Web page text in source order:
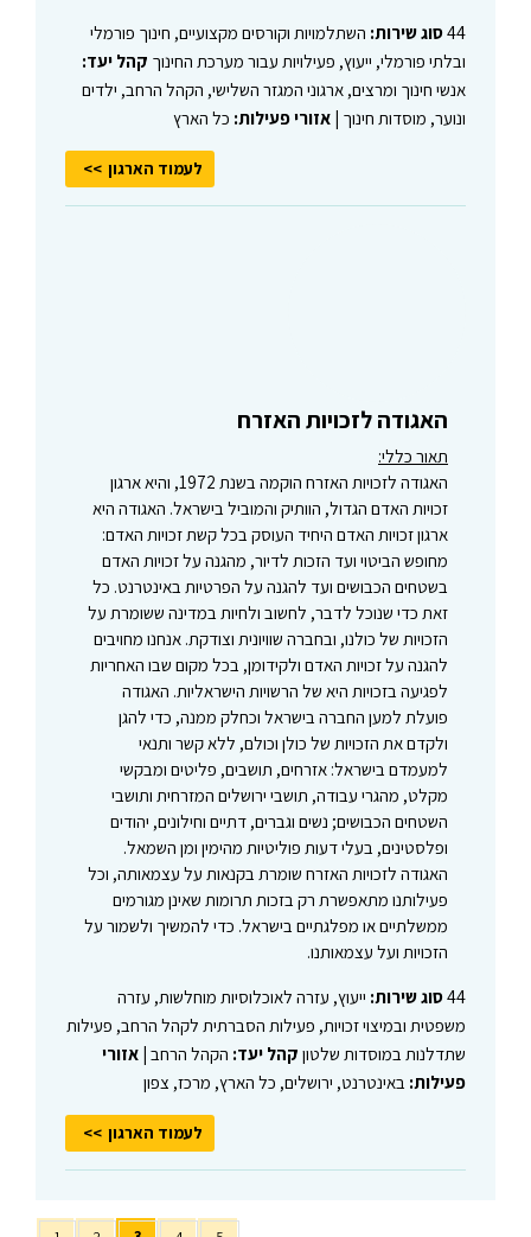
44סוג שירות: השתלמויות וקורסים מקצועיים, חינוך פורמלי
ובלתי פורמלי, ייעוץ, פעילויות עבור מערכת החינוך קהל יעד:
אנשי חינוך ומרצים, ארגוני המגזר השלישי, הקהל הרחב, ילדים
ונוער, מוסדות חינוך | אזורי פעילות: כל הארץ
לעמוד הארגון
האגודה לזכויות האזרח
תאור כללי:
האגודה לזכויות האזרח הוקמה בשנת 1972, והיא ארגון
זכויות האדם הגדול, הוותיק והמוביל בישראל. האגודה היא
ארגון זכויות האדם היחיד העוסק בכל קשת זכויות האדם:
מחופש הביטוי ועד הזכות לדיור, מהגנה על זכויות האדם
בשטחים הכבושים ועד להגנה על הפרטיות באינטרנט. כל
זאת כדי שנוכל לדבר, לחשוב ולחיות במדינה ששומרת על
הזכויות של כולנו, ובחברה שוויונית וצודקת. אנחנו מחויבים
להגנה על זכויות האדם ולקידומן, בכל מקום שבו האחריות
לפגיעה בזכויות היא של הרשויות הישראליות. האגודה
פועלת למען החברה בישראל וכחלק ממנה, כדי להגן
ולקדם את הזכויות של כולן וכולם, ללא קשר ותנאי
למעמדם בישראל: אזרחים, תושבים, פליטים ומבקשי
מקלט, מהגרי עבודה, תושבי ירושלים המזרחית ותושבי
השטחים הכבושים; נשים וגברים, דתיים וחילונים, יהודים
ופלסטינים, בעלי דעות פוליטיות מהימין ומן השמאל.
האגודה לזכויות האזרח שומרת בקנאות על עצמאותה, וכל
פעילותנו מתאפשרת רק בזכות תרומות שאינן מגורמים
ממשלתיים או מפלגתיים בישראל. כדי להמשיך ולשמור על
הזכויות ועל עצמאותנו.
44סוג שירות: ייעוץ, עזרה לאוכלוסיות מוחלשות, עזרה
משפטית ובמיצוי זכויות, פעילות הסברתית לקהל הרחב, פעילות
שתדלנות במוסדות שלטון קהל יעד: הקהל הרחב | אזורי
פעילות: באינטרנט, ירושלים, כל הארץ, מרכז, צפון
לעמוד הארגון